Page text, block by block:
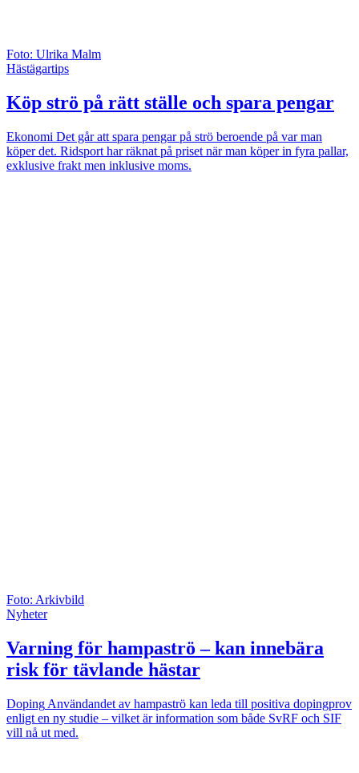
Foto: Ulrika Malm
Hästägartips
Köp strö på rätt ställe och spara pengar
Ekonomi Det går att spara pengar på strö beroende på var man
köper det. Ridsport har räknat på priset när man köper in fyra pallar,
exklusive frakt men inklusive moms.
Foto: Arkivbild
Nyheter
Varning för hampaströ – kan innebära
risk för tävlande hästar
Doping Användandet av hampaströ kan leda till positiva dopingprov
enligt en ny studie – vilket är information som både SvRF och SIF
vill nå ut med.